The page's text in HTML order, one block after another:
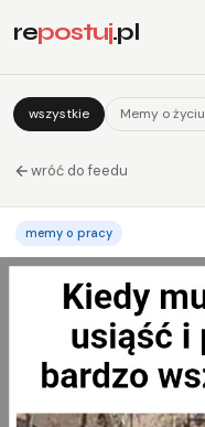
repostuj.pl
wszystkie Memy o życiu
wróć do feedu
memy o pracy